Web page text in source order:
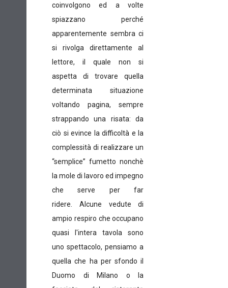
coinvolgono ed a volte
spiazzano perché
apparentemente sembra ci
si rivolga direttamente al
lettore, il quale non si
aspetta di trovare quella
determinata situazione
voltando pagina, sempre
strappando una risata: da
ciò si evince la difficoltà e la
complessità di realizzare un
“semplice” fumetto nonchè
la mole di lavoro ed impegno
che serve per far
ridere. Alcune vedute di
ampio respiro che occupano
quasi l'intera tavola sono
uno spettacolo, pensiamo a
quella che ha per sfondo il
Duomo di Milano o la